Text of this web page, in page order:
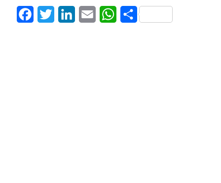
FacebookTwitter LinkedInEmail WhatsApp
Share